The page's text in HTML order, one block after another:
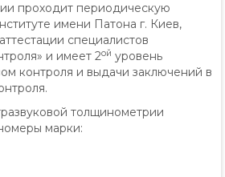
проходит периодическую
имени Патона г. Киев,
специалистов
и имеет 2ой уровень
контроля и выдачи заключений в
толщинометрии
марки: